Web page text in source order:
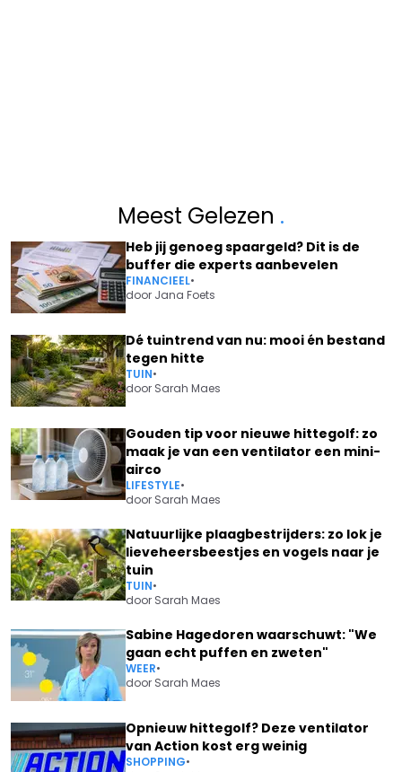
Meest Gelezen .
Heb jij genoeg spaargeld? Dit is de
buffer die experts aanbevelen
FINANCIEEL•
door Jana Foets
Dé tuintrend van nu: mooi én bestand
tegen hitte
TUIN•
door Sarah Maes
Gouden tip voor nieuwe hittegolf: zo
maak je van een ventilator een mini-
airco
LIFESTYLE•
door Sarah Maes
Natuurlijke plaagbestrijders: zo lok je
lieveheersbeestjes en vogels naar je
tuin
TUIN•
door Sarah Maes
Sabine Hagedoren waarschuwt: "We
gaan echt puffen en zweten"
WEER•
door Sarah Maes
Opnieuw hittegolf? Deze ventilator
van Action kost erg weinig
SHOPPING•